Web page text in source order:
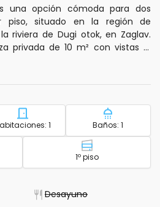
una opción cómoda para dos
piso, situado en la región de
riviera de Dugi otok, en Zaglav.
privada de 10 m² con vistas al
en el precio, conexión wifi
La cocina privada cuenta
a solo 10 metros del mar y de la
una playa de guijarros. El centro
5,5 km. El área exterior de 30 m²
estar para disfrutar al aire libre.
Número de habitaciones -
1 Número
Baños: 1
Piso -
1º piso
Desayuno- No está